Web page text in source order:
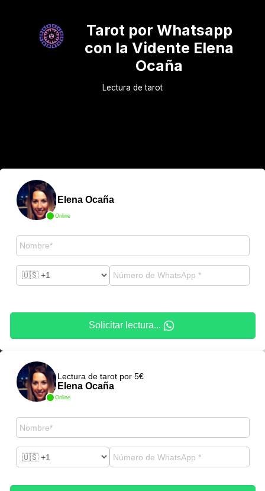
Tarot por Whatsapp
con la Vidente Elena
Ocaña
Lectura de tarot
Online
Elena Ocaña
Solicitar lectura...
Online
Lectura de tarot por 5€
Elena Ocaña